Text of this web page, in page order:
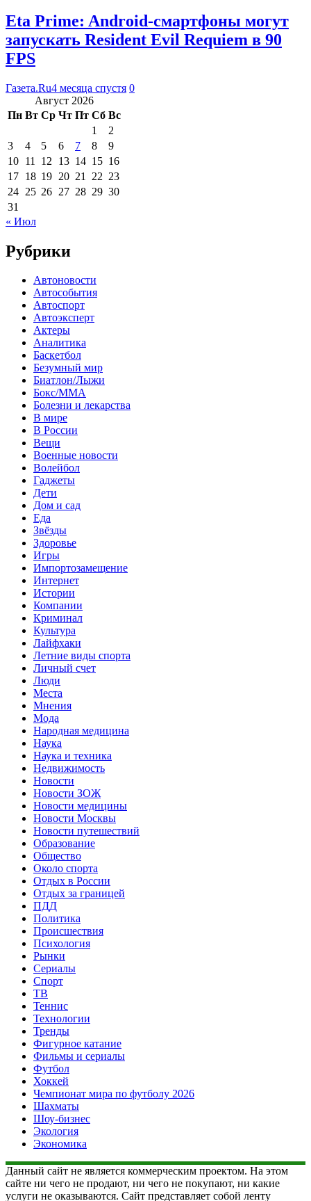
Eta Prime: Android-смартфоны могут
запускать Resident Evil Requiem в 90
FPS
Газета.Ru4 месяца спустя 0
Август 2026
Пн Вт Ср Чт Пт Сб Вс
1
2
3
4 5 6 7 8
9
10 11 12 13 14 15 16
17 18 19 20 21 22 23
24 25 26 27 28 29 30
31
« Июл
Рубрики
Автоновости
Автособытия
Автоспорт
Автоэксперт
Актеры
Аналитика
Баскетбол
Безумный мир
Биатлон/Лыжи
Бокс/MMA
Болезни и лекарства
В мире
В России
Вещи
Военные новости
Волейбол
Гаджеты
Дети
Дом и сад
Еда
Звёзды
Здоровье
Игры
Импортозамещение
Интернет
Истории
Компании
Криминал
Культура
Лайфхаки
Летние виды спорта
Личный счет
Люди
Места
Мнения
Мода
Народная медицина
Наука
Наука и техника
Недвижимость
Новости
Новости ЗОЖ
Новости медицины
Новости Москвы
Новости путешествий
Образование
Общество
Около спорта
Отдых в России
Отдых за границей
ПДД
Политика
Происшествия
Психология
Рынки
Сериалы
Спорт
ТВ
Теннис
Технологии
Тренды
Фигурное катание
Фильмы и сериалы
Футбол
Хоккей
Чемпионат мира по футболу 2026
Шахматы
Шоу-бизнес
Экология
Экономика
Данный сайт не является коммерческим проектом. На этом
сайте ни чего не продают, ни чего не покупают, ни какие
услуги не оказываются. Сайт представляет собой ленту